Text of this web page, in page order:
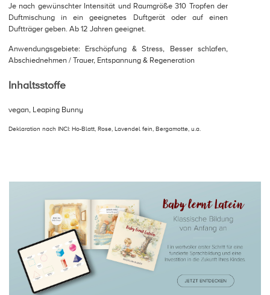
Je nach gewünschter Intensität und Raumgröße 310 Tropfen der
Duftmischung in ein geeignetes Duftgerät oder auf einen
Duftträger geben. Ab 12 Jahren geeignet.
Anwendungsgebiete: Erschöpfung & Stress, Besser schlafen,
Abschiednehmen / Trauer, Entspannung & Regeneration
Inhaltsstoffe
vegan, Leaping Bunny
Deklaration nach INCI: Ho-Blatt, Rose, Lavendel fein, Bergamotte, u.a.